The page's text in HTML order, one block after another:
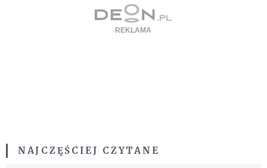
NAJCZĘŚCIEJ CZYTANE